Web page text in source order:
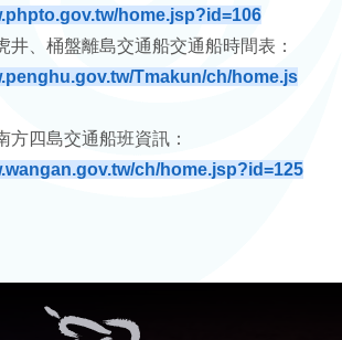
home.jsp?id=106
井、桶盤離島交通船交通船時間表：
Tmakun/ch/home.js
方四島交通船班資訊：
ch/home.jsp?id=125